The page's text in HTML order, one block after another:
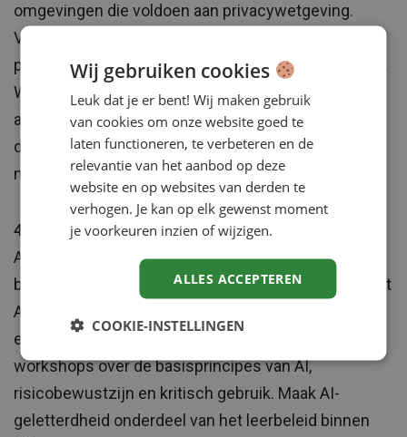
omgevingen die voldoen aan privacywetgeving.
Vermijd het invoeren van identificeerbare
persoonsgegevens in publieke generatieve AI-tools.
Werk bij voorkeur met lokaal gehoste of streng
afgeschermde modellen. Zet in op
dataminimalisatie: gebruik alleen de strikt
noodzakelijke gegevens voor het beoogde doel.
4. Train HR-teams in AI-geletterdheid
AI is geen magie, maar wel complex. Om goede
beslissingen te maken helpt het om te begrijpen wat
AI is, hoe het werkt en waar de juridische en
ethische grenzen liggen. Organiseer trainingen of
workshops over de basisprincipes van AI,
risicobewustzijn en kritisch gebruik. Maak AI-
geletterdheid onderdeel van het leerbeleid binnen
Wij gebruiken cookies
Leuk dat je er bent! Wij maken gebruik
van cookies om onze website goed te
laten functioneren, te verbeteren en de
relevantie van het aanbod op deze
website en op websites van derden te
verhogen. Je kan op elk gewenst moment
je voorkeuren inzien of wijzigen.
ALLES ACCEPTEREN
COOKIE-INSTELLINGEN